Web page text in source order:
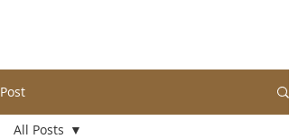
Post
All Posts